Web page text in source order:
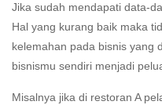
Jika sudah mendapati data-
Hal yang kurang baik maka
kelemahan pada bisnis yang
bisnismu sendiri menjadi
Misalnya jika di restoran A